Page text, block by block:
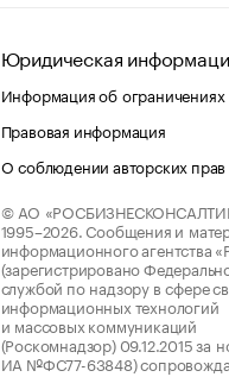
Юридическая
Информация об ограничениях
Правовая информация
О соблюдении авторских прав
© АО
1995–2026. Сообщения и
информационного агентства
(зарегистрировано
службой по надзору в сфере
информационных технологий
и массовых коммуникаций
(Роскомнадзор) 09.12.2015 за
ИА №ФС77-63848)